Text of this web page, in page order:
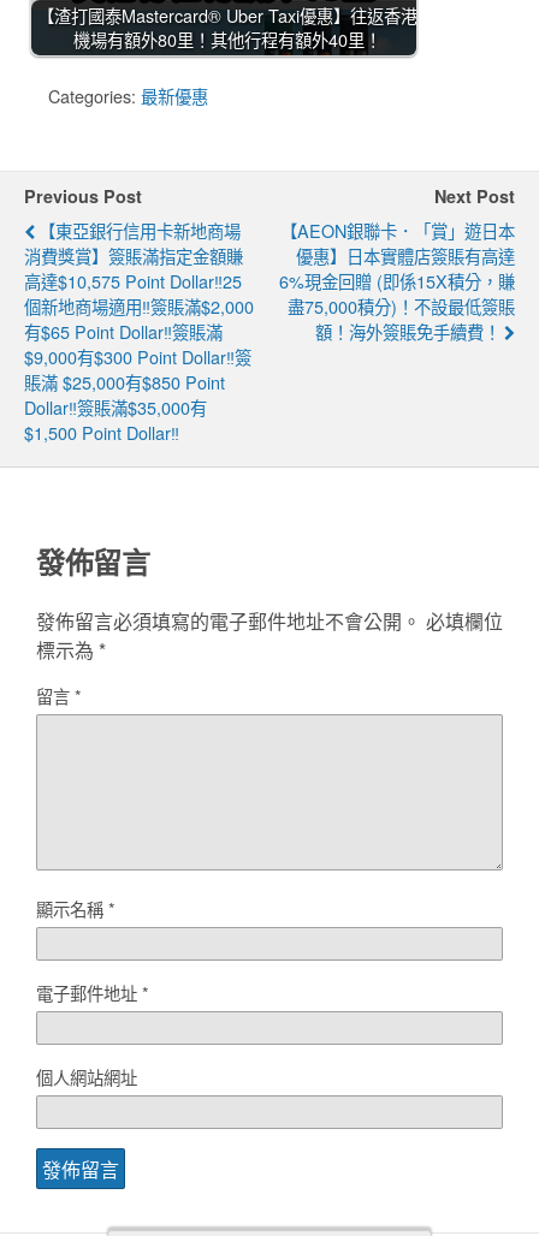
【渣打國泰Mastercard® Uber Taxi優惠】往返香港
機場有額外80里！其他行程有額外40里！
Categories: 最新優惠
Previous Post
【東亞銀行信用卡新地商場
消費獎賞】簽賬滿指定金額賺
高達$10,575 Point Dollar‼️25
個新地商場適用‼️簽賬滿$2,000
有$65 Point Dollar‼️簽賬滿
$9,000有$300 Point Dollar‼️簽
賬滿 $25,000有$850 Point
Dollar‼️簽賬滿$35,000有
$1,500 Point Dollar‼️
Next Post
【AEON銀聯卡．「賞」遊日本
優惠】日本實體店簽賬有高達
6%現金回贈 (即係15X積分，賺
盡75,000積分)！不設最低簽賬
額！海外簽賬免手續費！
發佈留言
發佈留言必須填寫的電子郵件地址不會公開。 必填欄位
標示為 *
留言*
顯示名稱*
電子郵件地址*
個人網站網址